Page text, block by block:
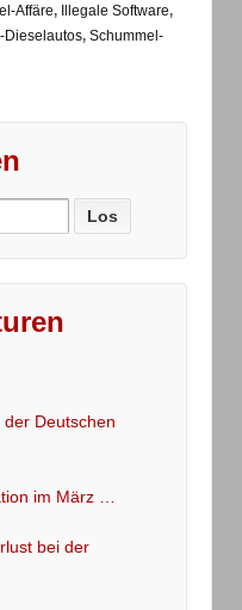
Affäre, Illegale Software,
Dieselautos, Schummel-
Deutschen
im März …
bei der